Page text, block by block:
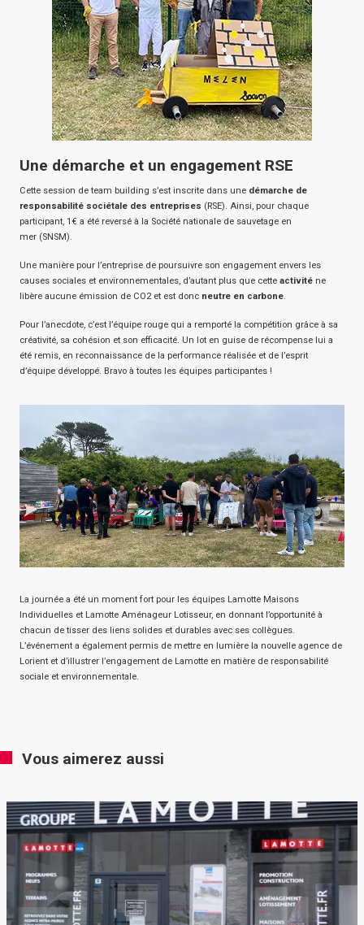
Une démarche et un engagement RSE
Cette session de team building s’est inscrite dans une démarche de
responsabilité sociétale des entreprises (RSE). Ainsi, pour chaque
participant, 1€ a été reversé à la Société nationale de sauvetage en
mer (SNSM).
Une manière pour l’entreprise de poursuivre son engagement envers les
causes sociales et environnementales, d’autant plus que cette activité ne
libère aucune émission de CO2 et est donc neutre en carbone.
Pour l’anecdote, c’est l’équipe rouge qui a remporté la compétition grâce à sa
créativité, sa cohésion et son efficacité. Un lot en guise de récompense lui a
été remis, en reconnaissance de la performance réalisée et de l’esprit
d’équipe développé. Bravo à toutes les équipes participantes !
La journée a été un moment fort pour les équipes Lamotte Maisons
Individuelles et Lamotte Aménageur Lotisseur, en donnant l’opportunité à
chacun de tisser des liens solides et durables avec ses collègues.
L’événement a également permis de mettre en lumière la nouvelle agence de
Lorient et d’illustrer l’engagement de Lamotte en matière de responsabilité
sociale et environnementale.
Vous aimerez aussi